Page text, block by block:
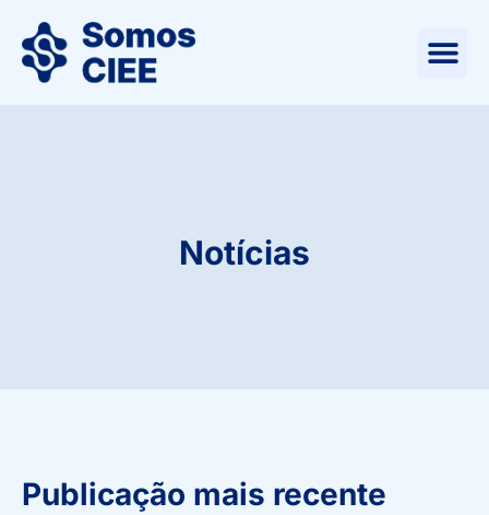
Notícias
Publicação mais recente